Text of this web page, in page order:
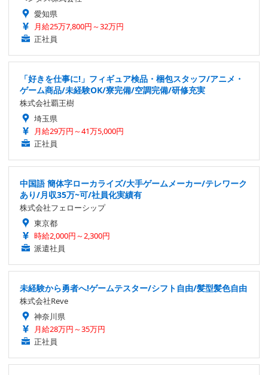
愛知県
月給25万7,800円～32万円
正社員
「好きを仕事に!」フィギュア検品・梱包スタッフ/アニメ・
ゲーム商品/未経験OK/寮完備/空調完備/研修充実
株式会社覇王樹
埼玉県
月給29万円～41万5,000円
正社員
中国語 簡体字ローカライズ/大手ゲームメーカー/テレワーク
あり/月収35万~可/社員化実績有
株式会社フェローシップ
東京都
時給2,000円～2,300円
派遣社員
未経験から勇者へ!ゲームテスター/シフト自由/髪型髪色自由
株式会社Reve
神奈川県
月給28万円～35万円
正社員